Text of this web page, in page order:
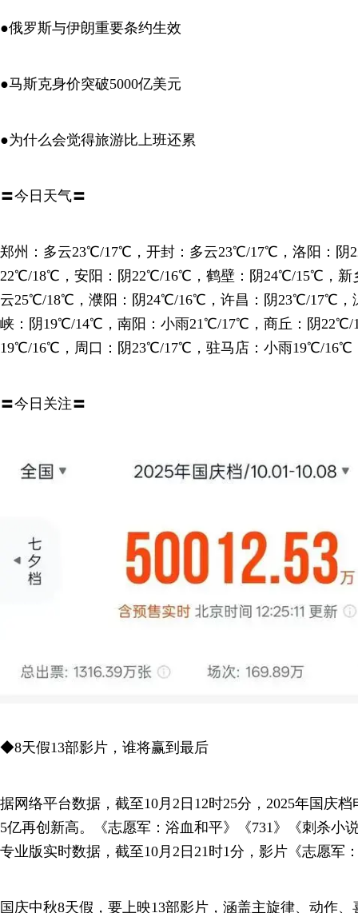
●俄罗斯与伊朗重要条约生效
●马斯克身价突破5000亿美元
●为什么会觉得旅游比上班还累
〓今日天气〓
郑州：多云23℃/17℃，开封：多云23℃/17℃，洛阳：阴
22℃/18℃，安阳：阴22℃/16℃，鹤壁：阴24℃/15℃，新
云25℃/18℃，濮阳：阴24℃/16℃，许昌：阴23℃/17℃，
峡：阴19℃/14℃，南阳：小雨21℃/17℃，商丘：阴22℃/
19℃/16℃，周口：阴23℃/17℃，驻马店：小雨19℃/16℃
〓今日关注〓
◆8天假13部影片，谁将赢到最后
据网络平台数据，截至10月2日12时25分，2025年国庆
5亿再创新高。《志愿军：浴血和平》《731》《刺杀小
专业版实时数据，截至10月2日21时1分，影片《志愿军
国庆中秋8天假，要上映13部影片，涵盖主旋律、动作